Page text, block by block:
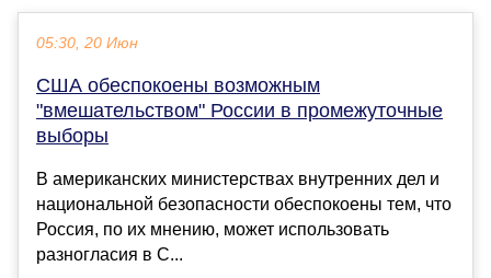
05:30, 20 Июн
США обеспокоены возможным
"вмешательством" России в промежуточные
выборы
В американских министерствах внутренних дел и
национальной безопасности обеспокоены тем, что
Россия, по их мнению, может использовать
разногласия в С...